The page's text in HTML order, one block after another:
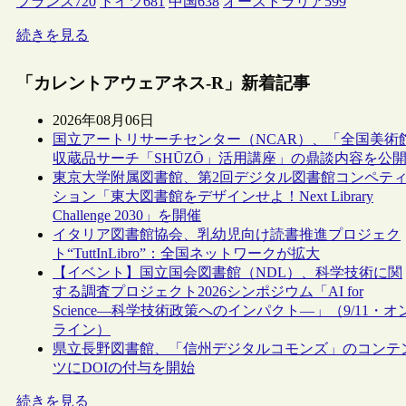
続きを見る
「カレントアウェアネス-R」新着記事
2026年08月06日
国立アートリサーチセンター（NCAR）、「全国美術
収蔵品サーチ「SHŪZŌ」活用講座」の鼎談内容を公開
東京大学附属図書館、第2回デジタル図書館コンペティ
ション「東大図書館をデザインせよ！Next Library
Challenge 2030」を開催
イタリア図書館協会、乳幼児向け読書推進プロジェク
ト“TuttInLibro”：全国ネットワークが拡大
【イベント】国立国会図書館（NDL）、科学技術に関
する調査プロジェクト2026シンポジウム「AI for
Science―科学技術政策へのインパクト―」（9/11・オ
ライン）
県立長野図書館、「信州デジタルコモンズ」のコンテ
ツにDOIの付与を開始
続きを見る